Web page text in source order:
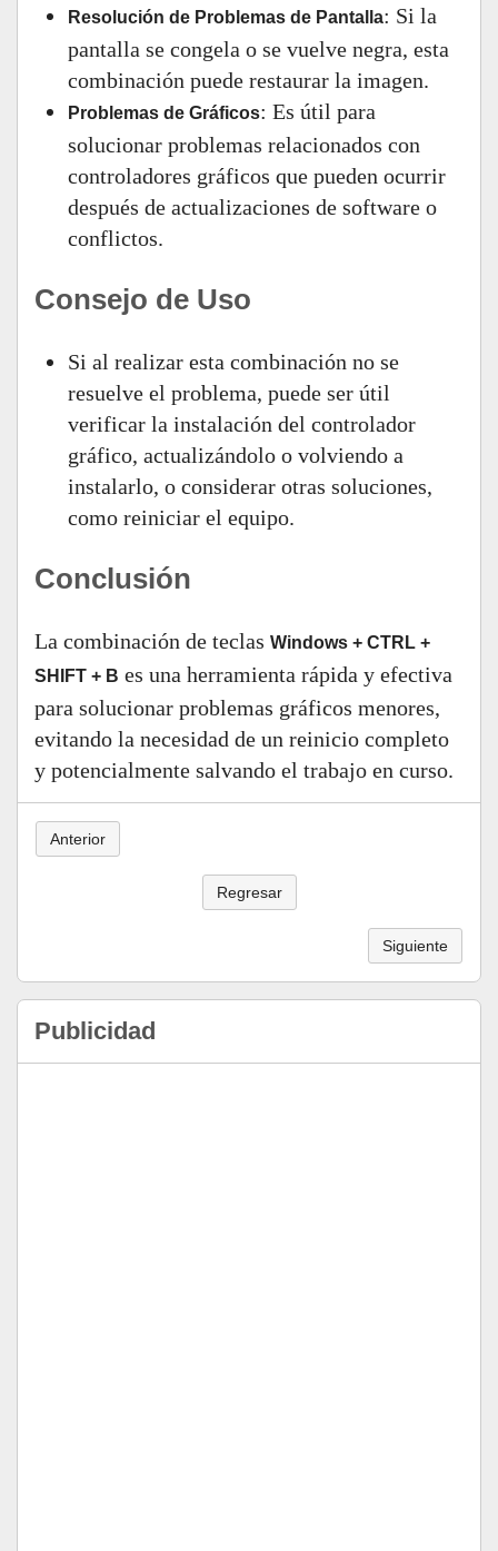
Resolución de Problemas de Pantalla: Si la
pantalla se congela o se vuelve negra, esta
combinación puede restaurar la imagen.
Problemas de Gráficos: Es útil para
solucionar problemas relacionados con
controladores gráficos que pueden ocurrir
después de actualizaciones de software o
conflictos.
Consejo de Uso
Si al realizar esta combinación no se
resuelve el problema, puede ser útil
verificar la instalación del controlador
gráfico, actualizándolo o volviendo a
instalarlo, o considerar otras soluciones,
como reiniciar el equipo.
Conclusión
La combinación de teclas Windows + CTRL +
SHIFT + B es una herramienta rápida y efectiva
para solucionar problemas gráficos menores,
evitando la necesidad de un reinicio completo
y potencialmente salvando el trabajo en curso.
Anterior
Regresar
Siguiente
Publicidad